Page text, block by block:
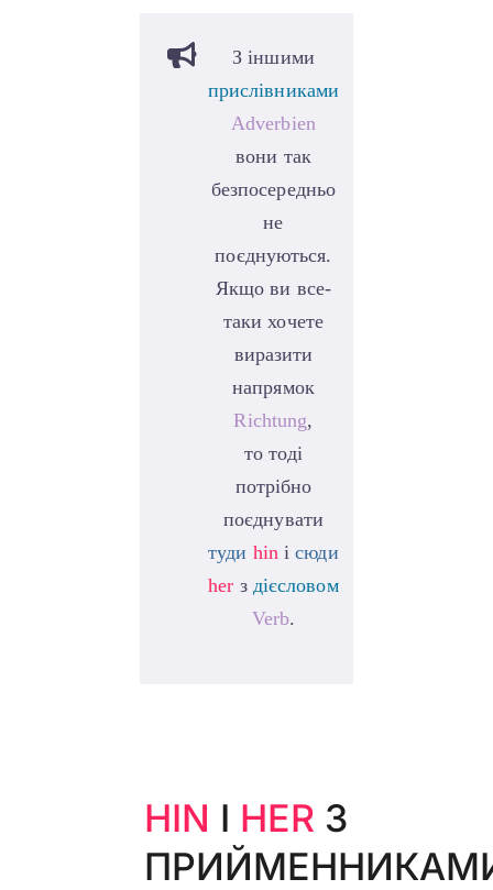
З іншими
прислівниками
Adverbien
вони так
безпосередньо
не
поєднуються.
Якщо ви все-
таки хочете
виразити
напрямок
Richtung,
то тоді
потрібно
поєднувати
туди hin ісюди
her з дієсловом
Verb.
HIN І HER З